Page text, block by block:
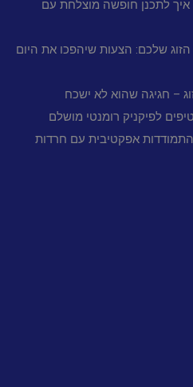
איך לתכנן חופשה מוצלחת עם
הזוג שלכם: הצעות שיהפכו את היום
– חגיגה שהוא לא ישכח
לפיקניק רומנטי מושלם
אפקטיבית עם חרדות